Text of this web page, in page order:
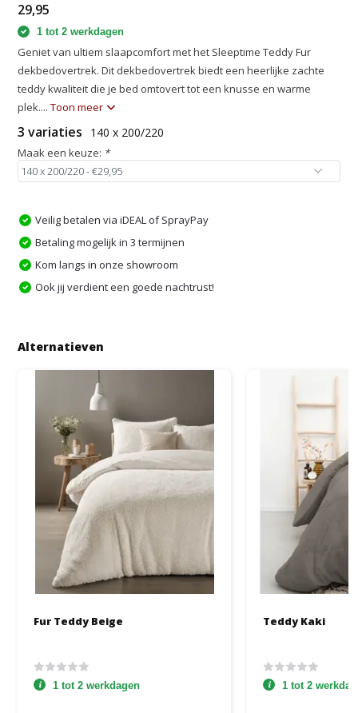
29,95
1 tot 2 werkdagen
Geniet van ultiem slaapcomfort met het Sleeptime Teddy Fur
dekbedovertrek. Dit dekbedovertrek biedt een heerlijke zachte
teddy kwaliteit die je bed omtovert tot een knusse en warme
plek....Toon meer
3 variaties 140 x 200/220
Maak een keuze: *
Veilig betalen via iDEAL of SprayPay
Betaling mogelijk in 3 termijnen
Kom langs in onze showroom
Ook jij verdient een goede nachtrust!
Alternatieven
Fur Teddy Beige
1 tot 2 werkdagen
Teddy Kaki
1 tot 2